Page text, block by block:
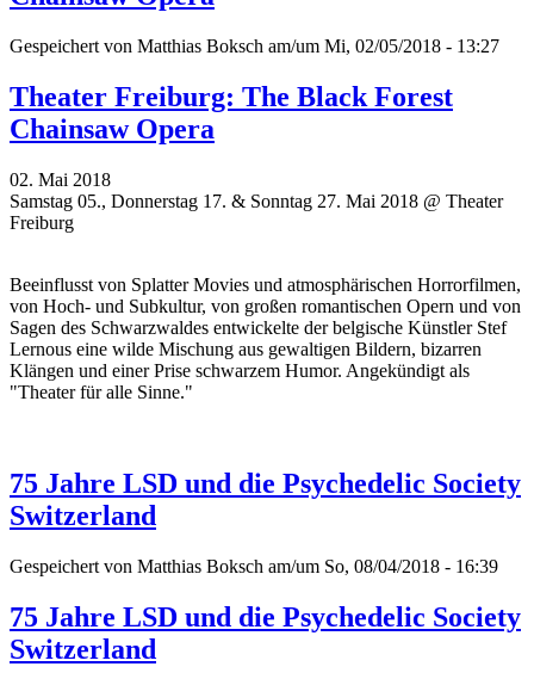
Gespeichert von Matthias Boksch am/um Mi, 02/05/2018 - 13:27
Theater Freiburg: The Black Forest
Chainsaw Opera
02. Mai 2018
Samstag 05., Donnerstag 17. & Sonntag 27. Mai 2018 @ Theater
Freiburg
Beeinflusst von Splatter Movies und atmosphärischen Horrorfilmen,
von Hoch- und Subkultur, von großen romantischen Opern und von
Sagen des Schwarzwaldes entwickelte der belgische Künstler Stef
Lernous eine wilde Mischung aus gewaltigen Bildern, bizarren
Klängen und einer Prise schwarzem Humor. Angekündigt als
"Theater für alle Sinne."
75 Jahre LSD und die Psychedelic Society
Switzerland
Gespeichert von Matthias Boksch am/um So, 08/04/2018 - 16:39
75 Jahre LSD und die Psychedelic Society
Switzerland